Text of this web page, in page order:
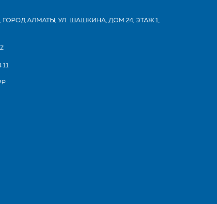
ГОРОД АЛМАТЫ, УЛ. ШАШКИНА, ДОМ 24, ЭТАЖ 1,